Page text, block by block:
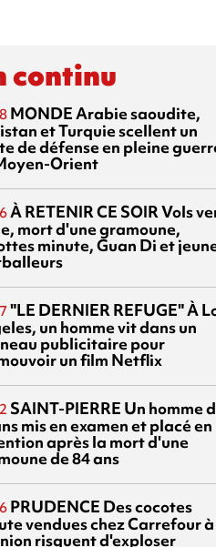
continu
MONDEArabie saoudite,
et Turquie scellent un
de défense en pleine
Orient
À RETENIR CE SOIRVols
mort d'une gramoune,
minute, Guan Di et
"LE DERNIER REFUGE"À
un homme vit dans un
publicitaire pour
un film Netflix
SAINT-PIERRE Un homme
mis en examen et placé en
après la mort d'une
de 84 ans
PRUDENCE Des cocotes
vendues chez Carrefour
risquent d'exploser